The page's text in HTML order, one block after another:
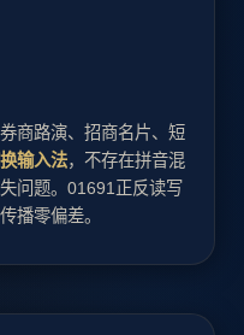
商路演、招商名片、短
输入法，不存在拼音混
问题。01691正反读写
播零偏差。